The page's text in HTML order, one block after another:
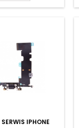
SERWIS IPHONE